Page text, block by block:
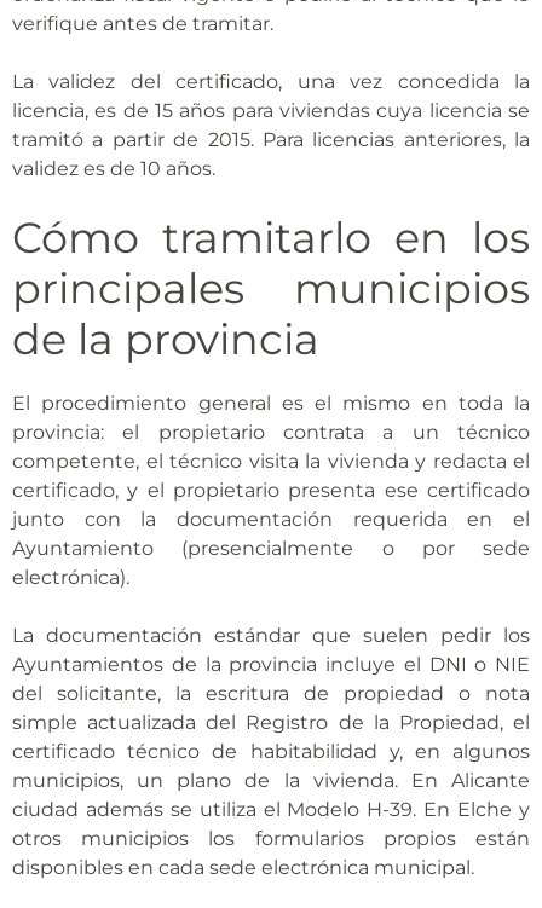
verifique antes de tramitar.
La validez del certificado, una vez concedida la
licencia, es de 15 años para viviendas cuya licencia se
tramitó a partir de 2015. Para licencias anteriores, la
validez es de 10 años.
Cómo tramitarlo en los
principales municipios
de la provincia
El procedimiento general es el mismo en toda la
provincia: el propietario contrata a un técnico
competente, el técnico visita la vivienda y redacta el
certificado, y el propietario presenta ese certificado
junto con la documentación requerida en el
Ayuntamiento (presencialmente o por sede
electrónica).
La documentación estándar que suelen pedir los
Ayuntamientos de la provincia incluye el DNI o NIE
del solicitante, la escritura de propiedad o nota
simple actualizada del Registro de la Propiedad, el
certificado técnico de habitabilidad y, en algunos
municipios, un plano de la vivienda. En Alicante
ciudad además se utiliza el Modelo H-39. En Elche y
otros municipios los formularios propios están
disponibles en cada sede electrónica municipal.